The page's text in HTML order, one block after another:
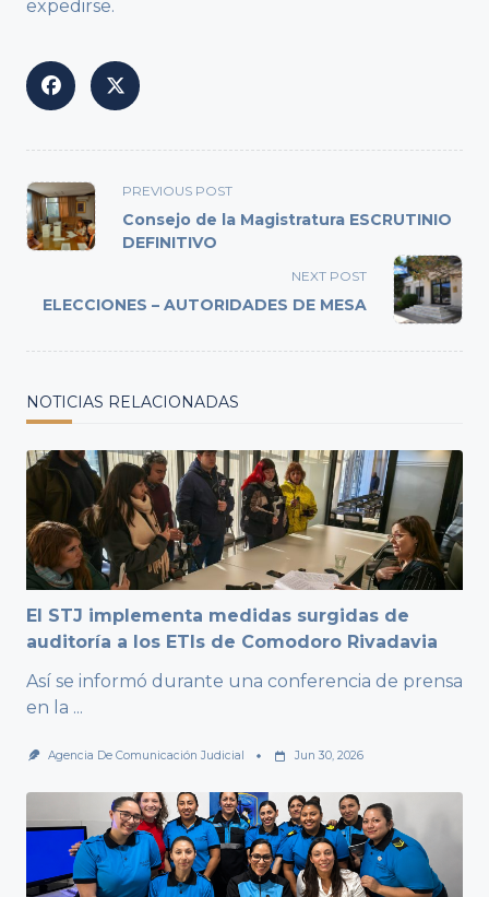
expedirse.
<span
class="nav-
subtitle
PREVIOUS POST
Consejo de la Magistratura ESCRUTINIO
DEFINITIVO
NEXT POST
ELECCIONES – AUTORIDADES DE MESA
NOTICIAS RELACIONADAS
El STJ implementa medidas surgidas de
auditoría a los ETIs de Comodoro Rivadavia
Así se informó durante una conferencia de prensa
en la ...
Agencia De Comunicación Judicial Jun 30, 2026